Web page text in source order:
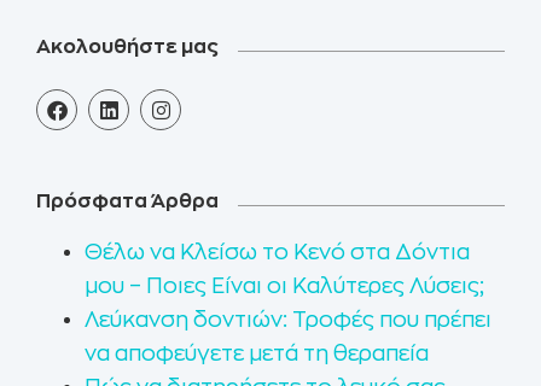
Ακολουθήστε μας
Πρόσφατα Άρθρα
Θέλω να Κλείσω το Κενό στα Δόντια
μου – Ποιες Είναι οι Καλύτερες Λύσεις;
Λεύκανση δοντιών: Τροφές που πρέπει
να αποφεύγετε μετά τη θεραπεία